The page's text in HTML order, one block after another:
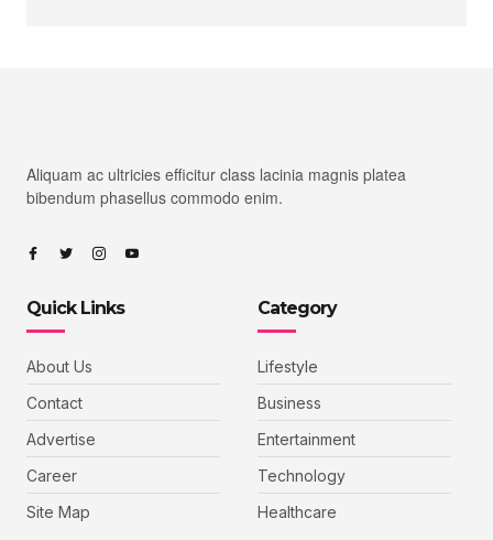
Aliquam ac ultricies efficitur class lacinia magnis platea
bibendum phasellus commodo enim.
Quick Links
About Us
Contact
Advertise
Career
Site Map
Category
Lifestyle
Business
Entertainment
Technology
Healthcare